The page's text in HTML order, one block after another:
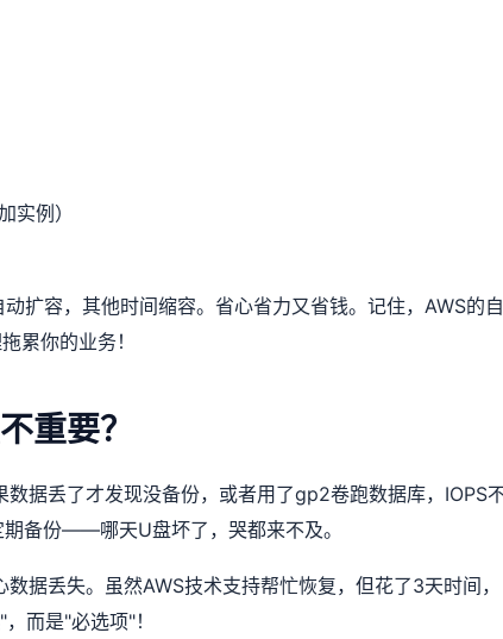
例）
扩容，其他时间缩容。省心省力又省钱。记住，AWS的自
累你的业务！
重要？
据丢了才发现没备份，或者用了gp2卷跑数据库，IOPS
备份——哪天U盘坏了，哭都来不及。
据丢失。虽然AWS技术支持帮忙恢复，但花了3天时间，
而是"必选项"！